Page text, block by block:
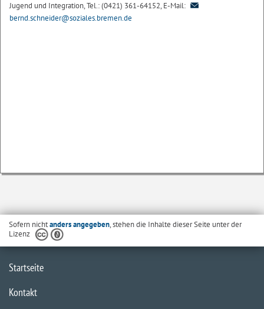
Jugend und Integration, Tel.: (0421) 361-64152, E-Mail:
bernd.schneider@soziales.bremen.de
Sofern nichtanders angegeben, stehen die Inhalte dieser Seite unter der
Lizenz
Startseite
Kontakt